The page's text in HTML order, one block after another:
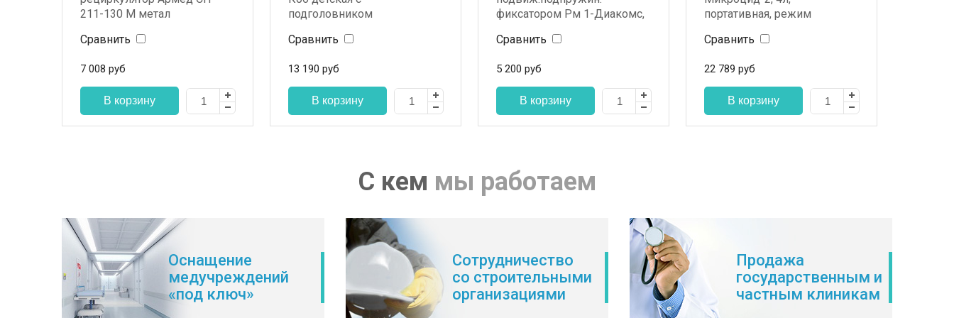
211-130 M метал
Сравнить
7 008 руб
подголовником
Сравнить
13 190 руб
фиксатором Рм 1-Диакомс,
Сравнить
5 200 руб
портативная, режим
Сравнить
22 789 руб
С кем мы работаем
Оснащение
медучреждений
«под ключ»
Сотрудничество
со строительными
организациями
Продажа
государственным и
частным клиникам